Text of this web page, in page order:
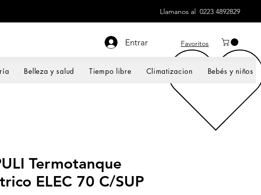
Llamanos al 0223 4892829
Entrar Favoritos
Belleza y salud Tiempo libre Climatizacion Bebés y niños
Termotanque
ELEC 70 C/SUP